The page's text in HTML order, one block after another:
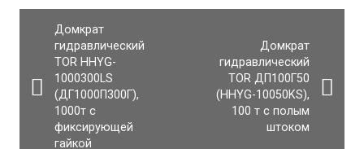
Домкрат
гидравлический
TOR HHYG-
1000300LS
(ДГ1000П300Г),
1000т с
фиксирующей
гайкой
Домкрат
гидравлический
TOR ДП100Г50
(HHYG-10050KS),
100 т с полым
штоком